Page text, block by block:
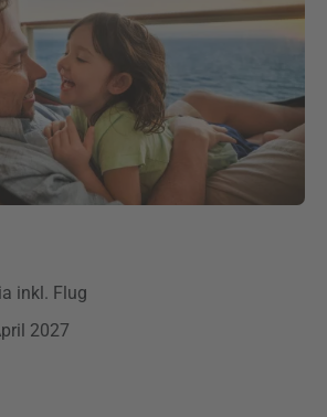
inkl. Flug
2027